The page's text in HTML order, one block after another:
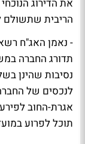
הריבית שתשולם
- נאמן האג"ח
נסיבות שהינן
אגרת-החוב
תוכל לפרוע